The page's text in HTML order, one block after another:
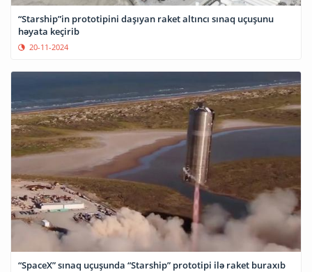
“Starship”in prototipini daşıyan raket altıncı sınaq uçuşunu
həyata keçirib
20-11-2024
“SpaceX” sınaq uçuşunda “Starship” prototipi ilə raket buraxıb